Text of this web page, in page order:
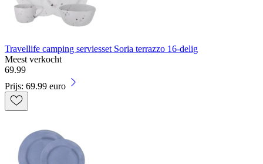
Travellife camping serviesset Soria terrazzo 16-delig
Meest verkocht
69.99
Prijs: 69.99 euro